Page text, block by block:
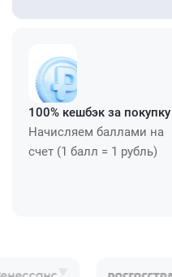
100% кешбэк за покупку
Начисляем баллами на
счет (1 балл = 1 рубль)